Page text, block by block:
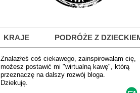
KRAJE PODRÓŻE Z
Znalazłeś coś ciekawego, zainspirowałam cię,
możesz postawić mi "wirtualną kawę", którą
przeznaczę na dalszy rozwój bloga.
Dziekuję.